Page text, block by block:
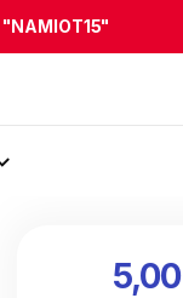
"NAMIOT15"
5,00